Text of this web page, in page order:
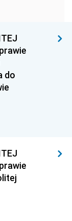
1937
do